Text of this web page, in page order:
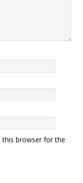
this browser for the